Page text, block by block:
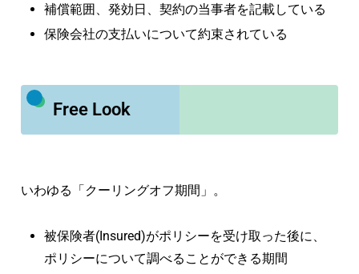
補償範囲、発効日、契約の当事者を記載している
保険会社の支払いについて約束されている
Free Look
いわゆる「クーリングオフ期間」。
被保険者(Insured)がポリシーを受け取った後に、
ポリシーについて調べることができる期間